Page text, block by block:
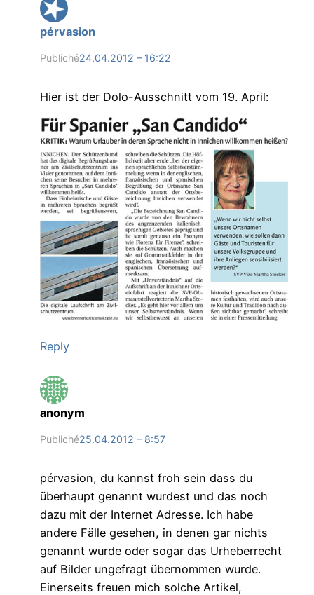
pérvasion
Publiché24.04.2012 – 16:22
Hier ist der Dolo-Ausschnitt vom 19. April:
Reply
anonym
Publiché25.04.2012 – 8:57
pérvasion, du kannst froh sein dass du
überhaupt genannt wurdest und das noch
dazu mit der Internet Adresse. Ich habe
andere Fälle gesehen, in denen gar nichts
genannt wurde oder sogar das Urheberrecht
auf Bilder ungefragt übernommen wurde.
Einerseits freuen mich solche Artikel,